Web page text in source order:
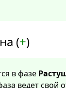
(+)
в фазе
ведет свой